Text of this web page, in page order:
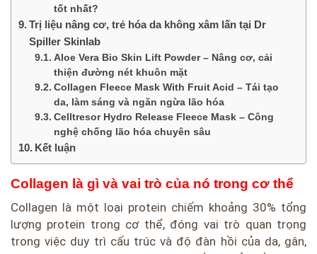
tốt nhất?
Trị liệu nâng cơ, trẻ hóa da không xâm lấn tại Dr
Spiller Skinlab
Aloe Vera Bio Skin Lift Powder – Nâng cơ, cải
thiện đường nét khuôn mặt
Collagen Fleece Mask With Fruit Acid – Tái tạo
da, làm sáng và ngăn ngừa lão hóa
Celltresor Hydro Release Fleece Mask – Công
nghệ chống lão hóa chuyên sâu
Kết luận
Collagen là gì và vai trò của nó trong cơ thể
Collagen là một loại protein chiếm khoảng 30% tổng
lượng protein trong cơ thể, đóng vai trò quan trọng
trong việc duy trì cấu trúc và độ đàn hồi của da, gân,